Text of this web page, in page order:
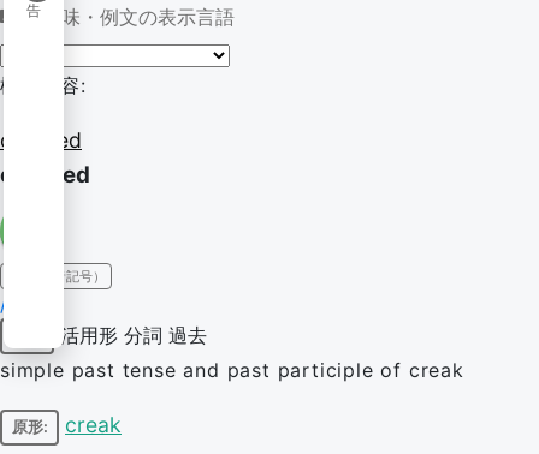
告意味・例文の表示言語
検索内容:
creaked
creaked
IPA（発音記号）
/kɹiːkt/
活用形 分詞 過去
simple past tense and past participle of creak
原形: creak